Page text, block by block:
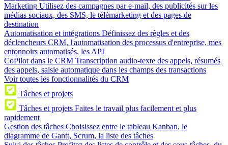
Marketing Utilisez des campagnes par e-mail, des publicités sur les
médias sociaux, des SMS, le télémarketing et des pages de
destination
Automatisation et intégrations Définissez des règles et des
déclencheurs CRM, l'automatisation des processus d'entreprise, mes
entonnoirs automatisés, les API
CoPilot dans le CRM Transcription audio-texte des appels, résumés
des appels, saisie automatique dans les champs des transactions
Voir toutes les fonctionnalités du CRM
Tâches et projets
Tâches et projets Faites le travail plus facilement et plus
rapidement
Gestion des tâches Choisissez entre le tableau Kanban, le
diagramme de Gantt, Scrum, la liste des tâches